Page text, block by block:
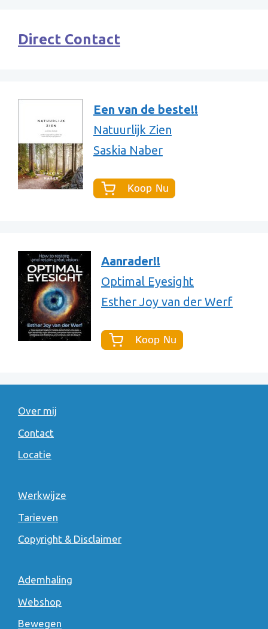
Direct Contact
Een van de beste!!
Natuurlijk Zien
Saskia Naber
Aanrader!!
Optimal Eyesight
Esther Joy van der Werf
Over mij
Contact
Locatie
Werkwijze
Tarieven
Copyright & Disclaimer
Ademhaling
Webshop
Bewegen